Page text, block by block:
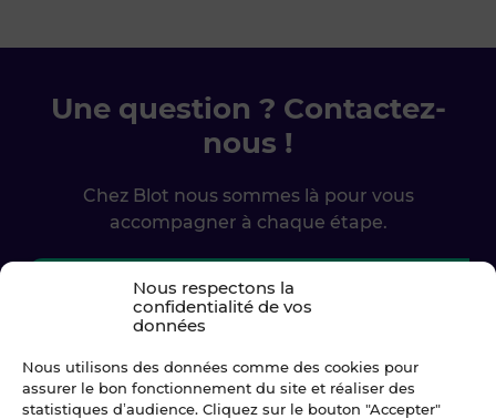
Nous respectons la
confidentialité de vos
données
Nous utilisons des données comme des cookies pour
assurer le bon fonctionnement du site et réaliser des
statistiques d’audience. Cliquez sur le bouton "Accepter"
Une question ? Contactez-
nous !
Chez Blot nous sommes là pour vous
accompagner à chaque étape.
Ecrivez-nous
02 99 79 33 34